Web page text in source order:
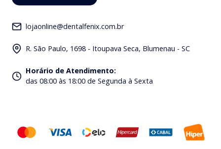
lojaonline@dentalfenix.com.br
R. São Paulo, 1698 - Itoupava Seca, Blumenau - SC
Horário de Atendimento:
das 08:00 às 18:00 de Segunda à Sexta